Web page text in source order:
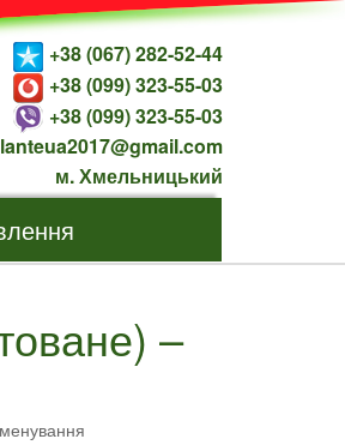
+38 (067) 282-52-44
+38 (099) 323-55-03
+38 (099) 323-55-03
м. Хмельницький
–